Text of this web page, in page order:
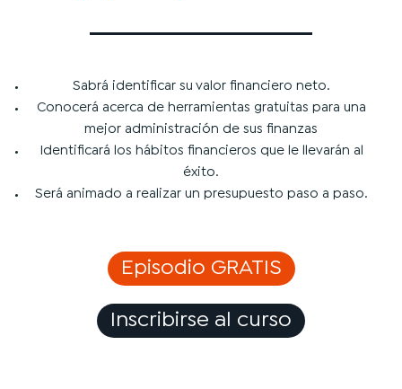
Sabrá identificar su valor financiero neto.
Conocerá acerca de herramientas gratuitas para una
mejor administración de sus finanzas
Identificará los hábitos financieros que le llevarán al
éxito.
Será animado a realizar un presupuesto paso a paso.
Episodio GRATIS
Inscribirse al curso